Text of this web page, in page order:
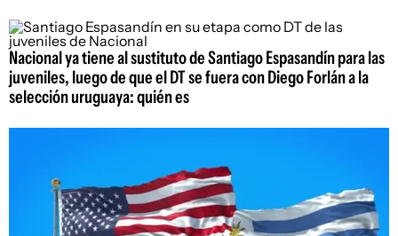
Nacional ya tiene al sustituto de Santiago Espasandín para las
juveniles, luego de que el DT se fuera con Diego Forlán a la
selección uruguaya: quién es